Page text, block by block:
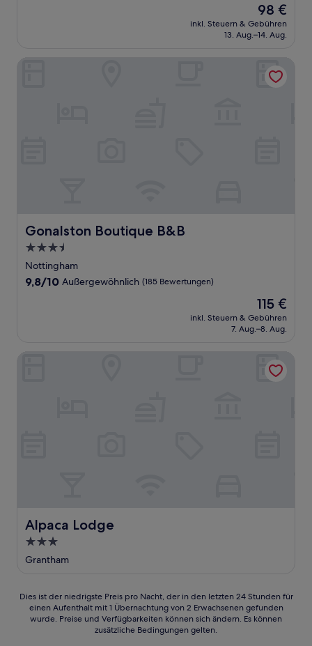
Der
Preis
beträgt
98 €
inkl. Steuern & Gebühren
13. Aug.–14. Aug.
Gonalston Boutique B&B
Gonalston Boutique B&B
3.5-
Sterne-
Unterkunft
Nottingham
9.8
9,8/10 Außergewöhnlich (185 Bewertungen)
Der
Preis
beträgt
115 €
inkl. Steuern & Gebühren
7. Aug.–8. Aug.
Alpaca Lodge
Alpaca Lodge
3.0-
Sterne-
Grantham
Dies
der
Dies ist der niedrigste Preis pro Nacht, der in den letzten 24 Stunden für
einen Aufenthalt mit 1 Übernachtung von 2 Erwachsenen gefunden
wurde. Preise und Verfügbarkeiten können sich ändern. Es können
zusätzliche Bedingungen gelten.